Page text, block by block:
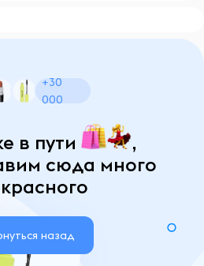
+30
000
в пути
,
сюда много
назад